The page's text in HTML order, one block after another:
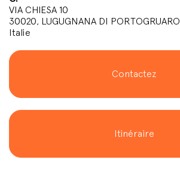
VIA CHIESA 10
30020, LUGUGNANA DI PORTOGRUARO
Italie
Contactez
Itinéraire